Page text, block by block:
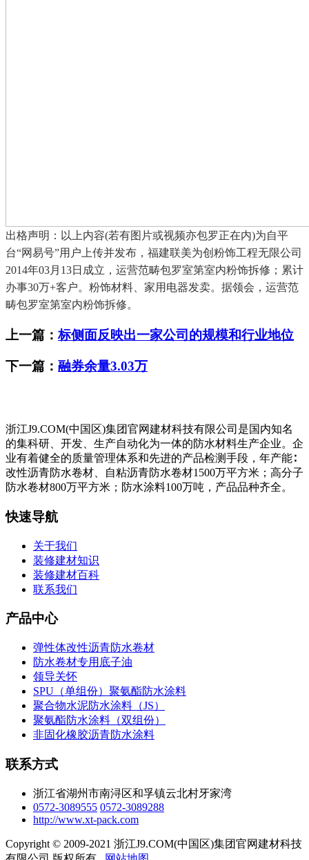
出格声明：以上内容(若有图片或视频亦包罗正在内)为自平
台“网易号”用户上传并发布，福建联美为创粉饰工程无限公司
2014年03月13日成立，运营范畴包罗室第室内粉饰拆修；累计
办事30万+客户。粉饰材料、家用电器发卖。据领会，运营范
畴包罗室第室内粉饰拆修。
上一篇：标侧面反映出一家公司的规模和行业地位
下一篇： 融券余量3.03万
浙江J9.COM(中国区)集团官网建材科技有限公司是国内知名
的集科研、开发、生产自动化为一体的防水材料生产企业。企
业有着健全的质量管理体系和先进的产品检测手段，年产能∶
改性沥青防水卷材、自粘沥青防水卷材1500万平方米；高分子
防水卷材800万平方米；防水涂料100万吨，产品品种齐全。
快速导航
关于我们
装修建材知识
装修建材百科
联系我们
产品中心
弹性体改性沥青防水卷材
防水卷材专用底子油
领导关怀
SPU（单组份）聚氨酯防水涂料
聚合物水泥防水涂料（JS）
聚氨酯防水涂料（双组份）
非固化橡胶沥青防水涂料
联系方式
浙江省湖州市南浔区和孚镇云北村牙家湾
0572-3089555 0572-3089288
http://www.xt-pack.com
Copyright © 2009-2021 浙江J9.COM(中国区)集团官网建材科技